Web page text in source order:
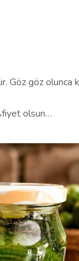
Göz göz olunca
olsun…